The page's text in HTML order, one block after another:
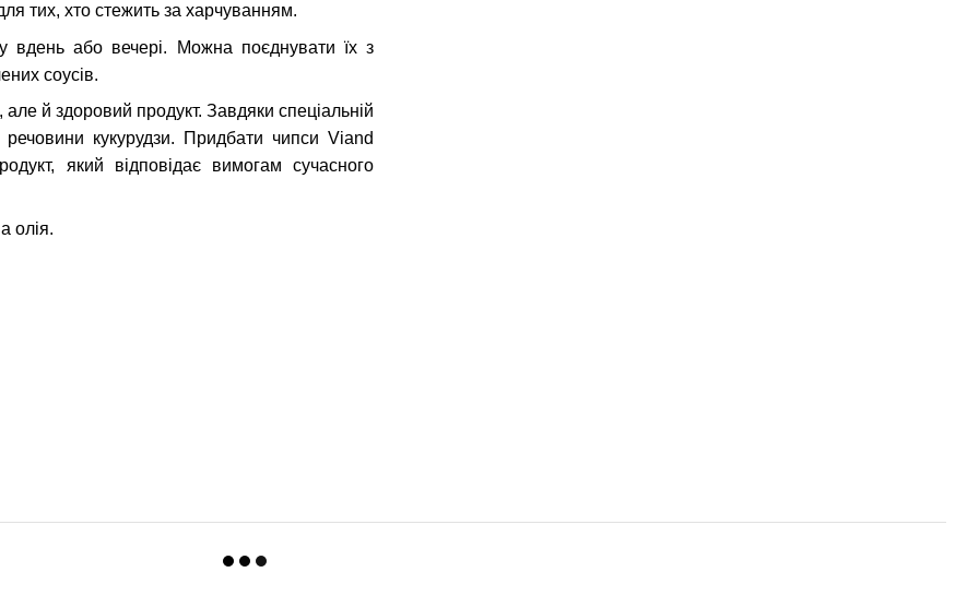
тих, хто стежить за харчуванням.
вдень або вечері. Можна поєднувати їх з
соусів.
й здоровий продукт. Завдяки спеціальній
речовини кукурудзи. Придбати чипси Viand
який відповідає вимогам сучасного
олія.